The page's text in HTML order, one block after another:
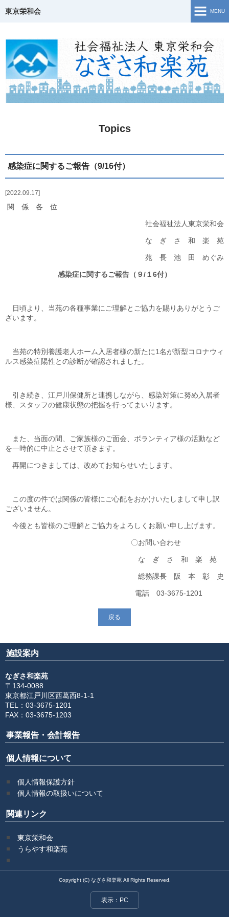
東京栄和会 MENU
介護保険事業
ご相談窓口・支援事業
生活・活動の様子
ボランティアしてみませんか
利用対象者一覧
Topics
2022.09.17
感染症に関するご報告（9/16付）
関 係 各 位
社会福祉法人東京栄和会
な ぎ さ 和 楽 苑
苑 長 池 田 めぐみ
感染症に関するご報告（９/１6付）
日頃より、当苑の各種事業にご理解とご協力を賜りありがとうご
ざいます。
当苑の特別養護老人ホーム入居者様の新たに1名が新型コロナウィ
ルス感染症陽性との診断が確認されました。
引き続き、江戸川保健所と連携しながら、感染対策に努め入居者
様、スタッフの健康状態の把握を行ってまいります。
また、当面の間、ご家族様のご面会、ボランティア様の活動など
を一時的に中止とさせて頂きます。
再開につきましては、改めてお知らせいたします。
この度の件では関係の皆様にご心配をおかけいたしまして申し訳
ございません。
今後とも皆様のご理解とご協力をよろしくお願い申し上げます。
〇お問い合わせ
な ぎ さ 和 楽 苑
総務課長 阪 本 彰 史
電話 03-3675-1201
戻る
施設案内
なぎさ和楽苑
〒134-0088
東京都江戸川区西葛西8-1-1
TEL：03-3675-1201
FAX：03-3675-1203
事業報告・会計報告
個人情報について
個人情報保護方針
個人情報の取扱いについて
関連リンク
東京栄和会
うらやす和楽苑
Copyright (C) なぎさ和楽苑 All Rights Reserved.
表示：PC